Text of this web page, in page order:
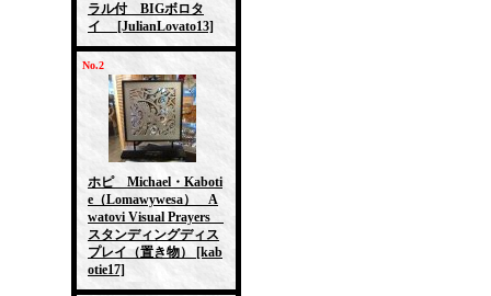
ラル付 BIGボロタ
イ
[JulianLovato13]
No.2
ホピ Michael・Kaboti
e（Lomawywesa） A
watovi Visual Prayers
スタンディングディス
プレイ（置き物）
[kab
otie17]